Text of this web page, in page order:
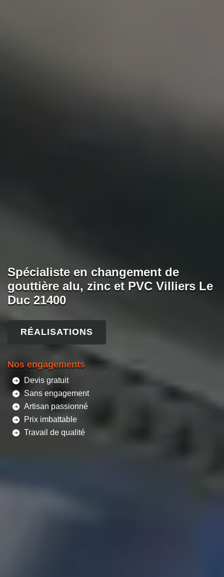
Spécialiste en changement de
gouttière alu, zinc et PVC Villiers Le
Duc 21400
RÉALISATIONS
Nos engagements
Devis gratuit
Sans engagement
Artisan passionné
Prix imbattable
Travail de qualité